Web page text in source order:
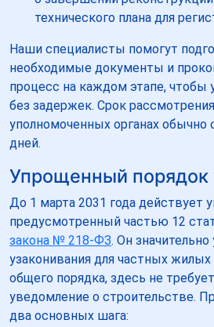
технического плана для
Наши специалисты помогут
необходимые документы и
процесс на каждом этапе, чтобы
без задержек. Срок
уполномоченных органах обычно
дней.
Упрощенный порядок
До 1 марта 2031 года действует
предусмотренный частью 12
закона № 218-ФЗ. Он
узаконивания для частных
общего порядка, здесь не
уведомление о строительстве.
два основных шага: